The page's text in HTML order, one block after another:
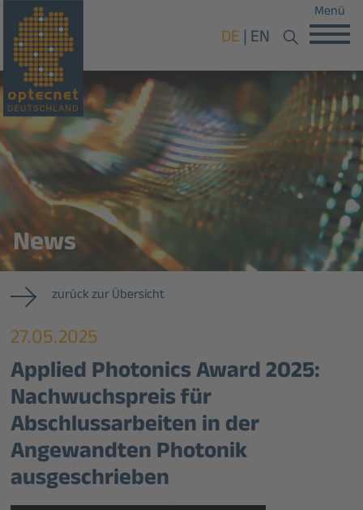
DE EN
Menü
News
zurück zur Übersicht
27.05.2025
Applied Photonics Award 2025:
Nachwuchspreis für
Abschlussarbeiten in der
Angewandten Photonik
ausgeschrieben